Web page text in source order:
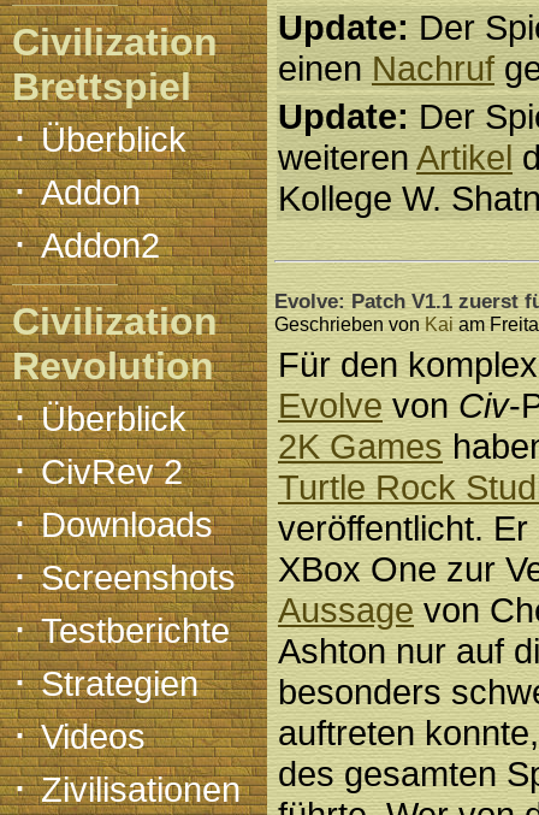
Civilization
Brettspiel
·Überblick
·Addon
·Addon2
Civilization
Revolution
·Überblick
·CivRev 2
·Downloads
·Screenshots
·Testberichte
·Strategien
·Videos
·Zivilisationen
Update:Der
einenNachruf
Update:Der
weiterenArtikel
Kollege W.
Evolve: Patch V1.1 zuerst
Geschrieben von Kaiam
Für den
EvolvevonCiv-
2K Games
Turtle Rock
veröffentlicht.
XBox One zur
Aussagevon
Ashton nur auf
besonders
auftreten
des gesamten